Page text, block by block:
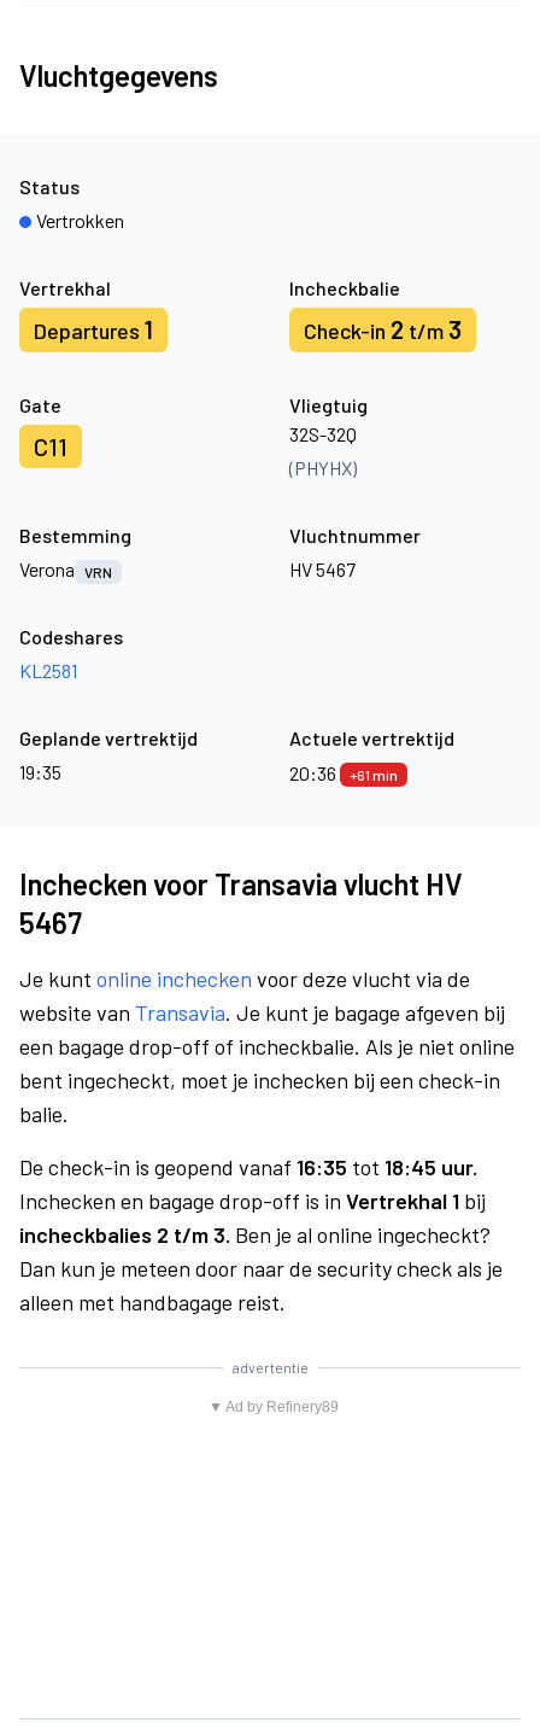
Vluchtgegevens
Vertrekhal
Departures 1
Incheckbalie
Check-in 2 t/m 3
Gate
C11
Vliegtuig
32S-32Q
(PHYHX)
Status
Vertrokken
Bestemming
Verona
VRN
Vluchtnummer
HV 5467
Codeshares
KL2581
Geplande vertrektijd
19:35
Actuele vertrektijd
20:36
+61 min
Inchecken voor Transavia vlucht HV
5467
Je kunt online inchecken voor deze vlucht via de
website van Transavia. Je kunt je bagage afgeven bij
een bagage drop-off of incheckbalie. Als je niet online
bent ingecheckt, moet je inchecken bij een check-in
balie.
De check-in is geopend vanaf 16:35 tot 18:45 uur.
Inchecken en bagage drop-off is in Vertrekhal 1 bij
incheckbalies 2 t/m 3. Ben je al online ingecheckt?
Dan kun je meteen door naar de security check als je
alleen met handbagage reist.
advertentie
▼ Ad by Refinery89